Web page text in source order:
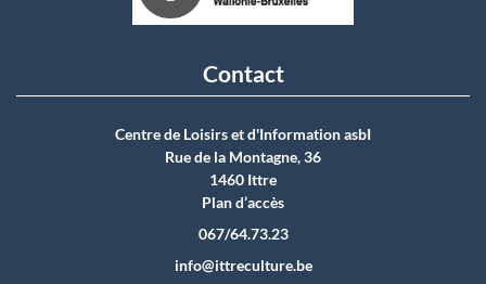
Contact
Centre de Loisirs et d'Information asbI
Rue de la Montagne, 36
1460 Ittre
Plan d’accès
067/64.73.23
info@ittreculture.be